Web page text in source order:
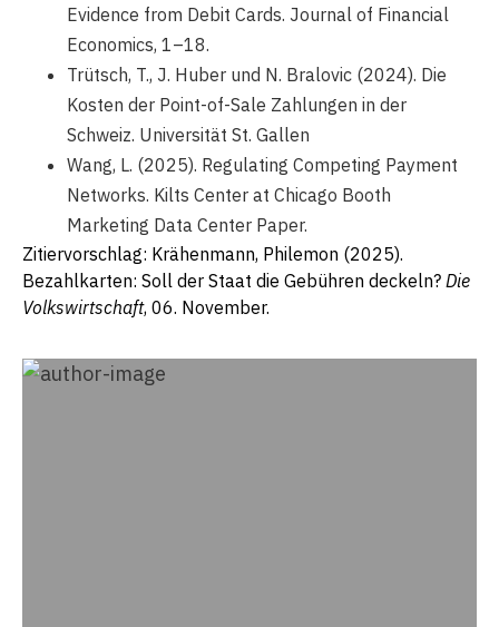
Evidence from Debit Cards. Journal of Financial
Economics, 1–18.
Trütsch, T., J. Huber und N. Bralovic (2024). Die
Kosten der Point-of-Sale Zahlungen in der
Schweiz. Universität St. Gallen
Wang, L. (2025). Regulating Competing Payment
Networks. Kilts Center at Chicago Booth
Marketing Data Center Paper.
Zitiervorschlag: Krähenmann, Philemon (2025).
Bezahlkarten: Soll der Staat die Gebühren deckeln? Die
Volkswirtschaft, 06. November.